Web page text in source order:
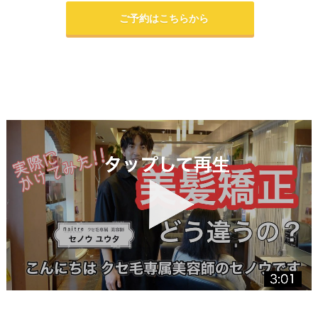
ご予約はこちらから